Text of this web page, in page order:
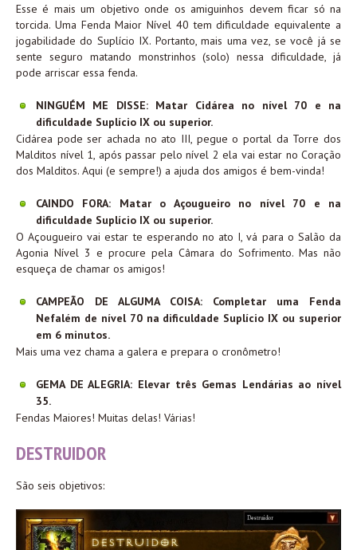
Esse é mais um objetivo onde os amiguinhos devem ficar só na
torcida. Uma Fenda Maior Nível 40 tem dificuldade equivalente a
jogabilidade do Suplício IX. Portanto, mais uma vez, se você já se
sente seguro matando monstrinhos (solo) nessa dificuldade, já
pode arriscar essa fenda.
NINGUÉM ME DISSE: Matar Cidárea no nível 70 e na
dificuldade Suplício IX ou superior.
Cidárea pode ser achada no ato III, pegue o portal da Torre dos
Malditos nível 1, após passar pelo nível 2 ela vai estar no Coração
dos Malditos. Aqui (e sempre!) a ajuda dos amigos é bem-vinda!
CAINDO FORA: Matar o Açougueiro no nível 70 e na
dificuldade Suplício IX ou superior.
O Açougueiro vai estar te esperando no ato I, vá para o Salão da
Agonia Nível 3 e procure pela Câmara do Sofrimento. Mas não
esqueça de chamar os amigos!
CAMPEÃO DE ALGUMA COISA: Completar uma Fenda
Nefalém de nível 70 na dificuldade Suplício IX ou superior
em 6 minutos.
Mais uma vez chama a galera e prepara o cronômetro!
GEMA DE ALEGRIA: Elevar três Gemas Lendárias ao nível
35.
Fendas Maiores! Muitas delas! Várias!
DESTRUIDOR
São seis objetivos: